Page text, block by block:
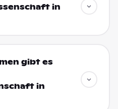
in
gibt es
in